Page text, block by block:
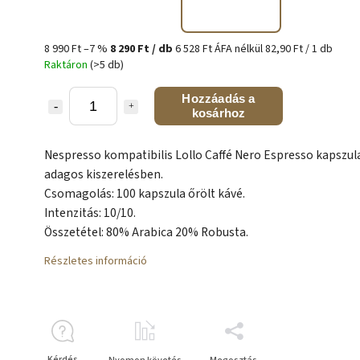
8 990 Ft–7 % 8 290 Ft/ db 6 528 Ft ÁFA nélkül82,90 Ft / 1 db
Raktáron (>5 db)
Hozzáadás a
kosárhoz
Nespresso kompatibilis Lollo Caffé Nero Espresso
adagos kiszerelésben.
Csomagolás: 100 kapszula őrölt kávé.
Intenzitás: 10/10.
Összetétel: 80% Arabica 20% Robusta.
Részletes információ